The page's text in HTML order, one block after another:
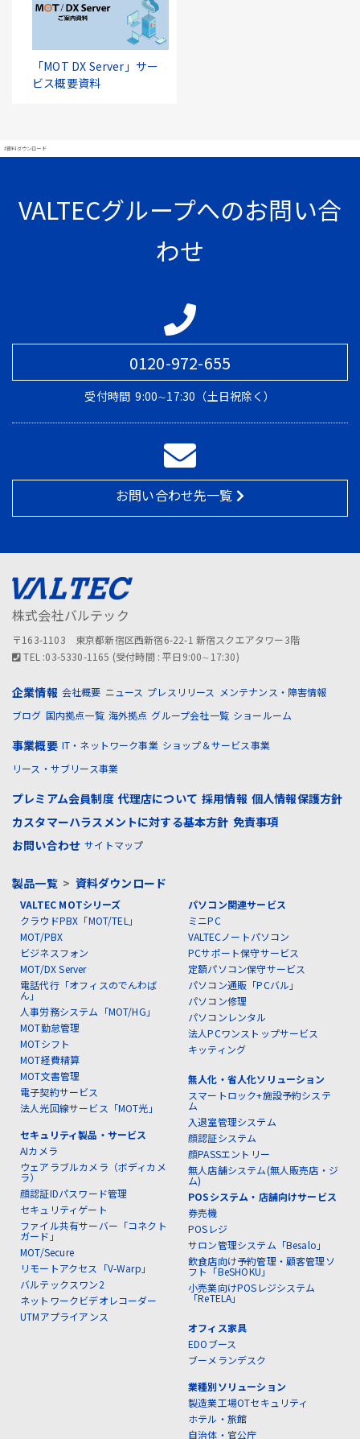
「MOT DX Server」サー
ビス概要資料
#資料ダウンロード
VALTECグループへのお問い合
わせ
0120-972-655
受付時間 9:00∼17:30（土日祝除く）
お問い合わせ先一覧
株式会社バルテック
〒163-1103 東京都新宿区西新宿6-22-1 新宿スクエアタワー3階
TEL :03-5330-1165 (受付時間 : 平日9:00∼17:30)
企業情報 会社概要 ニュース プレスリリース メンテナンス・障害情報
ブログ 国内拠点一覧 海外拠点 グループ会社一覧 ショールーム
事業概要 IT・ネットワーク事業 ショップ＆サービス事業
リース・サブリース事業
プレミアム会員制度 代理店について 採用情報 個人情報保護方針
カスタマーハラスメントに対する基本方針 免責事項
お問い合わせ サイトマップ
製品一覧> 資料ダウンロード
VALTEC MOTシリーズ
クラウドPBX「MOT/TEL」
MOT/PBX
ビジネスフォン
MOT/DX Server
電話代行「オフィスのでんわば
ん」
人事労務システム「MOT/HG」
MOT勤怠管理
MOTシフト
MOT経費精算
MOT文書管理
電子契約サービス
法人光回線サービス「MOT光」
セキュリティ製品・サービス
AIカメラ
ウェアラブルカメラ（ボディカメ
ラ）
顔認証IDパスワード管理
セキュリティゲート
ファイル共有サーバー「コネクト
ガード」
MOT/Secure
リモートアクセス「V-Warp」
バルテックスワン2
ネットワークビデオレコーダー
UTMアプライアンス
パソコン関連サービス
ミニPC
VALTECノートパソコン
PCサポート保守サービス
定額パソコン保守サービス
パソコン通販「PCバル」
パソコン修理
パソコンレンタル
法人PCワンストップサービス
キッティング
無人化・省人化ソリューション
スマートロック+施設予約システ
ム
入退室管理システム
顔認証システム
顔PASSエントリー
無人店舗システム(無人販売店・ジ
ム)
POSシステム・店舗向けサービス
券売機
POSレジ
サロン管理システム「Besalo」
飲食店向け予約管理・顧客管理ソ
フト「BeSHOKU」
小売業向けPOSレジシステム
「ReTELA」
オフィス家具
EDOブース
ブーメランデスク
業種別ソリューション
製造業工場OTセキュリティ
ホテル・旅館
自治体・官公庁